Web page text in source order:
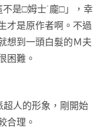
是□姆士˙龐□」，幸
才是原作者啊。不過
想到一頭白髮的Ｍ夫
困難。
人的形象，剛開始
合理。